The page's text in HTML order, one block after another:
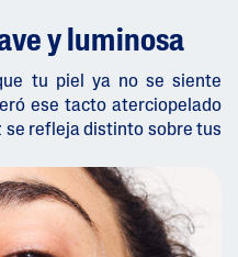
y luminosa
tu piel ya no se siente
ese tacto aterciopelado
se refleja distinto sobre tus